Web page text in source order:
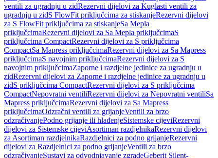
ventili za ugradnju u zidRezervni dijelovi za Kuglasti ventili za
ugradnju u zidS FlowFit priključcima za stiskanjeRezervni dijelovi
za S FlowFit priključcima za stiskanjeSa Mepla
priključcimaRezervni dijelovi za Sa Mepla priključcimaS
priključcima CompactRezervni dijelovi za S priključcima
CompactSa Mapress priključcimaRezervni dijelovi za Sa Mapress
priključcimaS navojnim priključcimaRezervni dijelovi za S
navojnim priključcimaZaporne i razdjelne jedinice za ugradnju u
zidRezervni dijelovi za Zaporne i razdjelne jedinice za ugradnju u
zidS priključcima CompactRezervni dijelovi za S priključcima
CompactNepovratni ventiliRezervni dijelovi za Nepovratni ventiliSa
Mapress priključcimaRezervni dijelovi za Sa Mapress
priključcimaOdzračni ventili za grijanjeVentili za brzo
odzračivanjePodno grijanje ili hlađenjeSistemske cijeviRezervni
dijelovi za Sistemske cijeviAsortiman razdjelnikaRezervni dijelovi
za Asortiman razdjelnikaRazdjelnici za podno grijanjeRezervni
dijelovi za Razdjelnici za podno grijanjeVentili za brzo
odzračivanjeSustavi za odvodnjavanje zgradeGeberit Silent-